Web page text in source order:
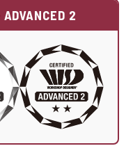
ADVANCED 2